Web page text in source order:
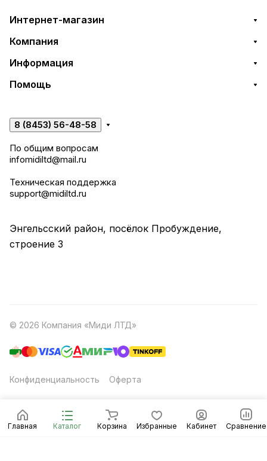
Главная Каталог Корзина Избранные Кабинет Сравнение
Интернет-магазин
Компания
Информация
Помощь
8 (8453) 56-48-58
По общим вопросам
infomidiltd@mail.ru
Техническая поддержка
support@midiltd.ru
Энгельсский район, посёлок Пробуждение,
строение 3
© 2026 Компания «Миди ЛТД»
Конфиденциальность Оферта